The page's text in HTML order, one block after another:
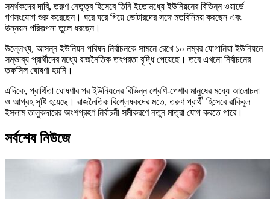
সমর্থকদের দাবি, তরুণ নেতৃত্ব হিসেবে তিনি ইতোমধ্যে ইউনিয়নের বিভিন্ন ওয়ার্ডে
গণসংযোগ শুরু করেছেন। ঘরে ঘরে গিয়ে ভোটারদের সঙ্গে মতবিনিময় করছেন এবং
উন্নয়ন পরিকল্পনা তুলে ধরছেন।
উল্লেখ্য, আসন্ন ইউনিয়ন পরিষদ নির্বাচনকে সামনে রেখে ১০ নম্বর যোগানিয়া ইউনিয়নে
সম্ভাব্য প্রার্থীদের মধ্যে রাজনৈতিক তৎপরতা বৃদ্ধি পেয়েছে। তবে এখনো নির্বাচনের
তফসিল ঘোষণা হয়নি।
এদিকে, প্রার্থিতা ঘোষণার পর ইউনিয়নের বিভিন্ন শ্রেণি-পেশার মানুষের মধ্যে আলোচনা
ও আগ্রহ সৃষ্টি হয়েছে। রাজনৈতিক বিশ্লেষকদের মতে, তরুণ প্রার্থী হিসেবে রাকিবুল
ইসলাম তালুকদারের অংশগ্রহণ নির্বাচনী সমীকরণে নতুন মাত্রা যোগ করতে পারে।
সর্বশেষ নিউজে